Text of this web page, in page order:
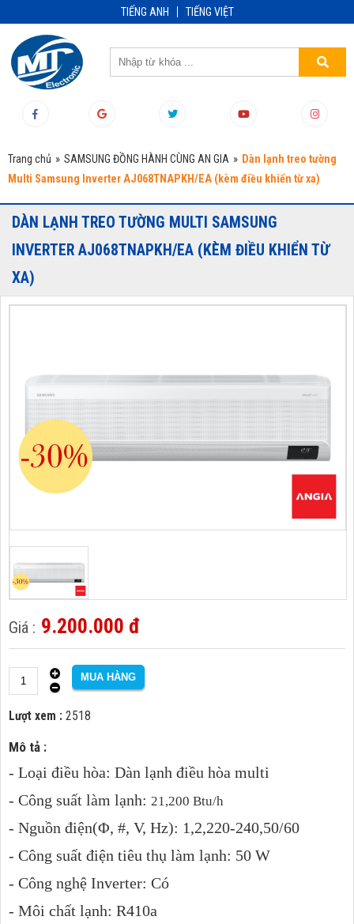
TIẾNG ANH TIẾNG VIỆT
Trang chủ » SAMSUNG ĐỒNG HÀNH CÙNG AN GIA » Dàn lạnh treo tường
Multi Samsung Inverter AJ068TNAPKH/EA (kèm điều khiển từ xa)
DÀN LẠNH TREO TƯỜNG MULTI SAMSUNG
INVERTER AJ068TNAPKH/EA (KÈM ĐIỀU KHIỂN TỪ
XA)
9.200.000 đ
Lượt xem : 2518
Mô tả :
- Loại điều hòa: Dàn lạnh điều hòa multi
- Công suất làm lạnh: 21,200 Btu/h
- Nguồn điện(Φ, #, V, Hz): 1,2,220-240,50/60
- Công suất điện tiêu thụ làm lạnh: 50 W
- Công nghệ Inverter: Có
- Môi chất lạnh: R410a